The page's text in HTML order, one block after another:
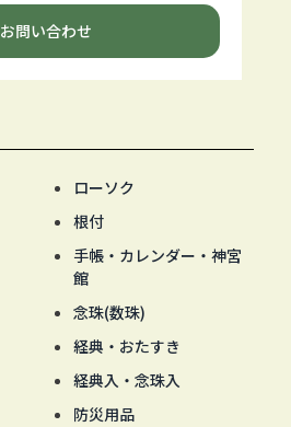
お問い合わせ
ローソク
根付
手帳・カレンダー・神宮
館
念珠(数珠)
経典・おたすき
経典入・念珠入
防災用品